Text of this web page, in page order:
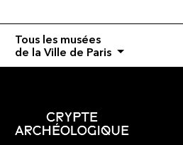
Tous les musées
de la Ville de Paris